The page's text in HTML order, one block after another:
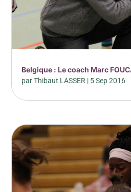
Belgique : Le coach Marc
parThibaut LASSER | 5 Sep 2016